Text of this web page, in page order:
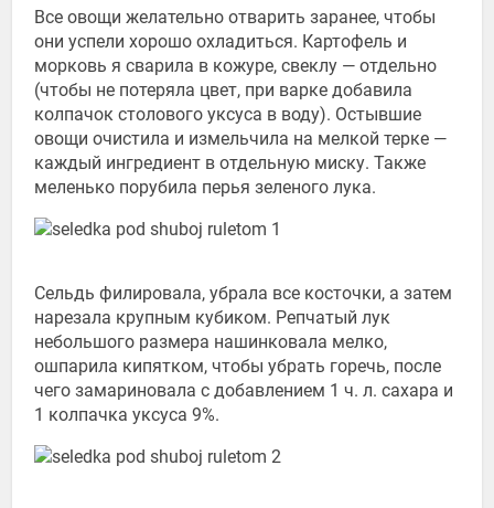
Все овощи желательно отварить заранее, чтобы
они успели хорошо охладиться. Картофель и
морковь я сварила в кожуре, свеклу — отдельно
(чтобы не потеряла цвет, при варке добавила
колпачок столового уксуса в воду). Остывшие
овощи очистила и измельчила на мелкой терке —
каждый ингредиент в отдельную миску. Также
меленько порубила перья зеленого лука.
Сельдь филировала, убрала все косточки, а затем
нарезала крупным кубиком. Репчатый лук
небольшого размера нашинковала мелко,
ошпарила кипятком, чтобы убрать горечь, после
чего замариновала с добавлением 1 ч. л. сахара и
1 колпачка уксуса 9%.